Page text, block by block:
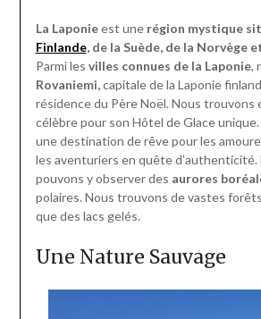
La Laponieest une région mystique
Finlande, de la Suède, de la Norvège
Parmi les villes connues de la Laponie,
Rovaniemi,capitale de la Laponie
résidence du Père Noël. Nous trouvons
célèbre pour son Hôtel de Glace
une destination de rêve pour les
les aventuriers en quête d’authenticité.
pouvons y observer des aurores
polaires. Nous trouvons de vastes
que des lacs gelés.
Une Nature Sauvage